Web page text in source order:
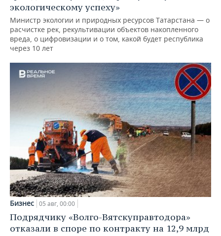
экологическому успеху»
Министр экологии и природных ресурсов Татарстана — о
расчистке рек, рекультивации объектов накопленного
вреда, о цифровизации и о том, какой будет республика
через 10 лет
Бизнес 05 авг, 00:00
Подрядчику «Волго-Вятскуправтодора»
отказали в споре по контракту на 12,9 млрд